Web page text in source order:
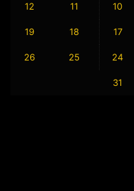
10
11
12
17
18
19
24
25
26
31